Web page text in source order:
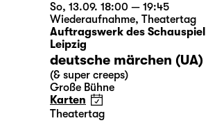
So, 13.09. 18:00 — 19:45
Wiederaufnahme, Theatertag
Auftragswerk des Schauspiel
Leipzig
deutsche märchen (UA)
(& super creeps)
Große Bühne
Karten
Theatertag